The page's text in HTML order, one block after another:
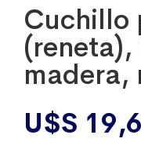
Cuchillo
(reneta),
madera,
U$S